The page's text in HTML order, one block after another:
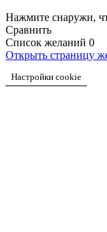
Нажмите снаружи,
Сравнить
Список желаний 0
Открыть страницу
Настройки cookie